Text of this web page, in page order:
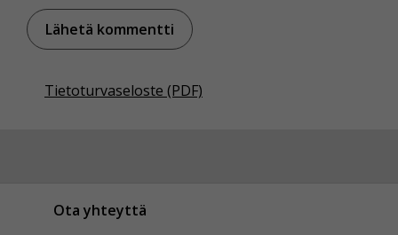
Tietoturvaseloste (PDF)
Ota yhteyttä